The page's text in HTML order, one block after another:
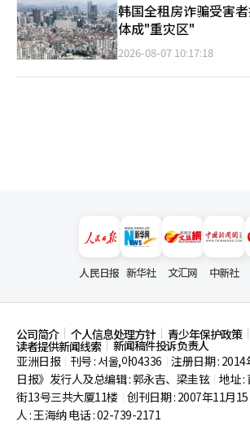
韩国全租房诈骗受害
体成"重灾区"
2026-08-07 10:17:18
人民日报 新华社 文汇网 中新社
公司简介 个人信息处理方针 青少年保护政策
读者提供新闻线索
新闻稿件投诉负责人
亚洲日报
刊号 : 서울,아04336 注册日期 :
日报》发行人及总编辑 : 郭永吉、梁圭铉 地址 :
街13号三共大厦11楼 创刊日期 : 2007年11月
人 : 王海纳 电话 : 02-739-2171